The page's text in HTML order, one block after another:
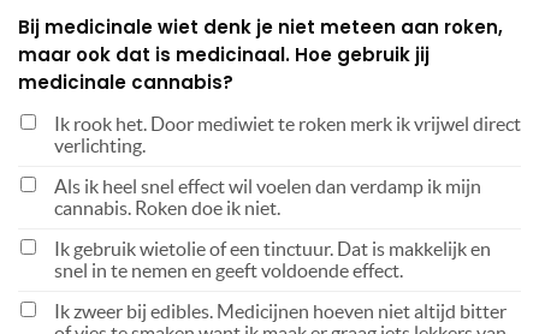
Bij medicinale wiet denk je niet meteen aan roken,
maar ook dat is medicinaal. Hoe gebruik jij
medicinale cannabis?
Ik rook het. Door mediwiet te roken merk ik vrijwel direct
verlichting.
Als ik heel snel effect wil voelen dan verdamp ik mijn
cannabis. Roken doe ik niet.
Ik gebruik wietolie of een tinctuur. Dat is makkelijk en
snel in te nemen en geeft voldoende effect.
Ik zweer bij edibles. Medicijnen hoeven niet altijd bitter